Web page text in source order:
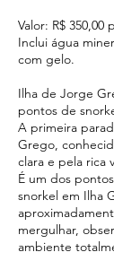
Valor: R$ 350,00
Inclui água
com gelo.
Ilha de Jorge
pontos de
A primeira
Grego,
clara e pela rica
É um dos
snorkel em Ilha
mergulhar,
ambiente